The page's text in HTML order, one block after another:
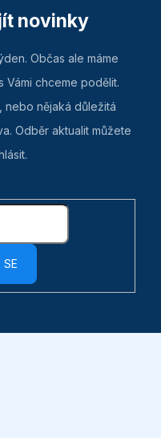
novinky
Občas ale máme
Vámi chceme podělit.
nebo nějaká důležitá
Odběr aktualit můžete
SE